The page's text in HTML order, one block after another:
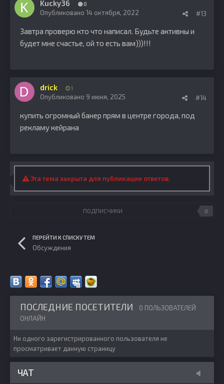
Kucky36 0
#13
Опубликовано 14 октября, 2022
Завтра проверю кто что написал. Будьте активны и
будет мне счастье, ой то есть вам)))!!!
drick 1
#14
Опубликовано 9 июня, 2025
купить огромный банер прям в центре города, под
рекламу кейрана
Эта тема закрыта для публикации ответов.
ПОДПИСЧИКИ 0
ПЕРЕЙТИ К СПИСКУ ТЕМ
Обсуждения
ПОСЛЕДНИЕ ПОСЕТИТЕЛИ
0 ПОЛЬЗОВАТЕЛЕЙ
ОНЛАЙН
Ни одного зарегистрированного пользователя не
просматривает данную страницу
ЧАТ